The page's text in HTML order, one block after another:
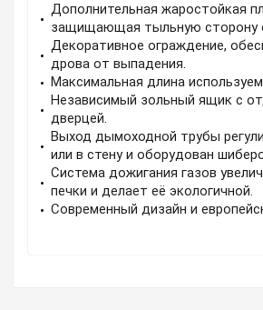
Дополнительная жаростойкая
защищающая тыльную сторону
Декоративное ограждение,
дрова от выпадения.
Максимальная длина
Независимый зольный ящик с
дверцей.
Выход дымоходной трубы
или в стену и оборудован
Система дожигания газов
печки и делает её экологичной.
Современный дизайн и